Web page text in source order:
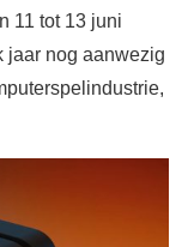
11 tot 13 juni
jaar nog aanwezig